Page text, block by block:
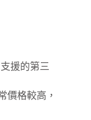
援的第三
價格較高，